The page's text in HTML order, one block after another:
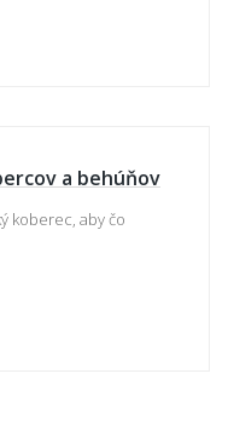
a behúňov
koberec, aby čo